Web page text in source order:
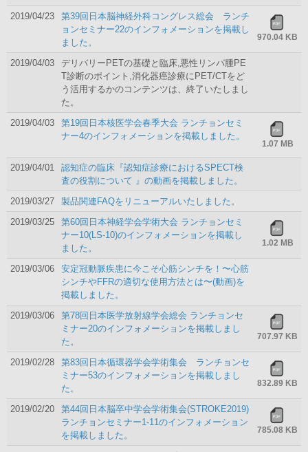
2019/04/23
第39回日本脳神経外科コングレス総会 ランチ
ョンセミナー22のインフォメーションを掲載し
ました。
970.04 KB
2019/04/03
デリバリーPETの基礎と臨床,悪性リンパ腫PE
T診断のポイント,消化器癌診療にPET/CTをど
う活用するかのコンテンツは、終了いたしまし
た。
2019/04/03
第19回日本核医学会春季大会 ランチョンセミ
ナー4のインフォメーションを掲載しました。
1.07 MB
2019/04/01
認知症の臨床『認知症診療におけるSPECT検
査の役割について 』の動画を掲載しました。
2019/03/27
製品関連FAQをリニューアルいたしました。
2019/03/25
第60回日本神経学会学術大会 ランチョンセミ
ナー10(LS-10)のインフォメーションを掲載し
ました。
1.02 MB
2019/03/06
安定冠動脈疾患に今こそ心筋シンチを！〜心筋
シンチやFFRの適切な使用方法とは〜(動画)を
掲載しました。
2019/03/06
第78回日本医学放射線学会総会 ランチョンセ
ミナー20のインフォメーションを掲載しまし
た。
707.97 KB
2019/02/28
第83回日本循環器学会学術集会 ランチョンセ
ミナー53のインフォメーションを掲載しまし
た。
832.89 KB
2019/02/20
第44回日本脳卒中学会学術集会(STROKE2019)
ランチョンセミナー1-11のインフォメーション
を掲載しました。
785.08 KB